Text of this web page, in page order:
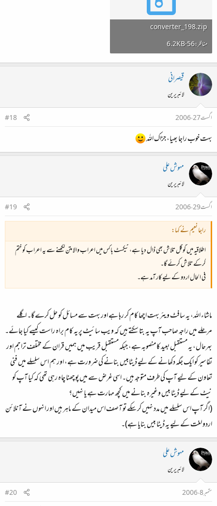
converter_198.zip
6.2 KB · مناظر: 56
قیصرانی
لائبریرین
اگست 27، 2006
#18
بہت خوب راجا بھیا، جزاک اللہ
مہوش علی
لائبریرین
اگست 29، 2006
#19
راجا نعیم نے کہا:
اطلاقیہ میں گوگل تلاش بھی ڈال دیا ہے، ٹیکسٹ باکس میں اعراب والا متن لکھنے سے یہ اعراب کو ختم
کرکے تلاش کرئے گا۔
فی الحال اردو کے لیے کار آمد ہے۔
ماشاء اللہ، یہ سافٹ ویئر بہت اچھا کام کر رہا ہے اور بہت سے مسائل کو حل کرے گا۔ اگلے
مرحلے میں راجہ صاحب آپ یہ بتا سکتے ہیں کہ ویب سائیٹ پر یہ کام براہ راست کیسے کیا جائے۔
بہرحال، یہ مستقبل بعید کا منصوبہ ہے، جبکہ مستقبل قریب میں ہمیں قران کے مختلف تراجم اور
تفاسیر کو ایک جگہ دکھانے کے لیے ڈیٹابیس بنانے کی ضرورت ہے، اور ہم اس سلسلے میں فنی
تعاون کے لیے آپ کی طرف متوجہ ہیں۔ اسی غرض سے میں پوچھنا چاہ رہی تھی کہ کیا آپ کو
نیٹ کے لیے ڈیٹا بیس وغیرہ بنانے میں کچھ مہارت ہے یا نہیں؟
(اگر آپ اس سلسلے میں مدد نہیں کر سکے تو آصف اس میدان کے ماہر ہیں اور انہوں نے آنلائن
اردو لغت کے لیے یہ ڈیٹا بیس بنایا ہے)۔
مہوش علی
لائبریرین
ستمبر 8، 2006
#20